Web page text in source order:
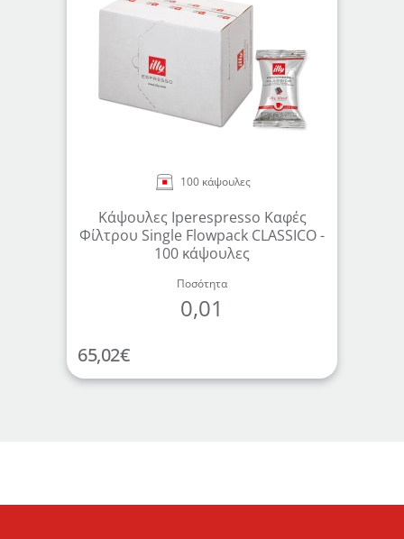
100 κάψουλες
Κάψουλες Iperespresso Καφές
Φίλτρου Single Flowpack CLASSICO -
100 κάψουλες
Ποσότητα
0,01
65,02€